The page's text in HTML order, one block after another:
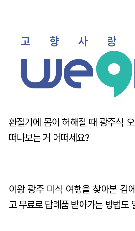
환절기에 몸이 허해질 때 광주식
떠나보는 거 어떠세요?
이왕 광주 미식 여행을 찾아본 김
고 무료로 답례품 받아가는 방법도